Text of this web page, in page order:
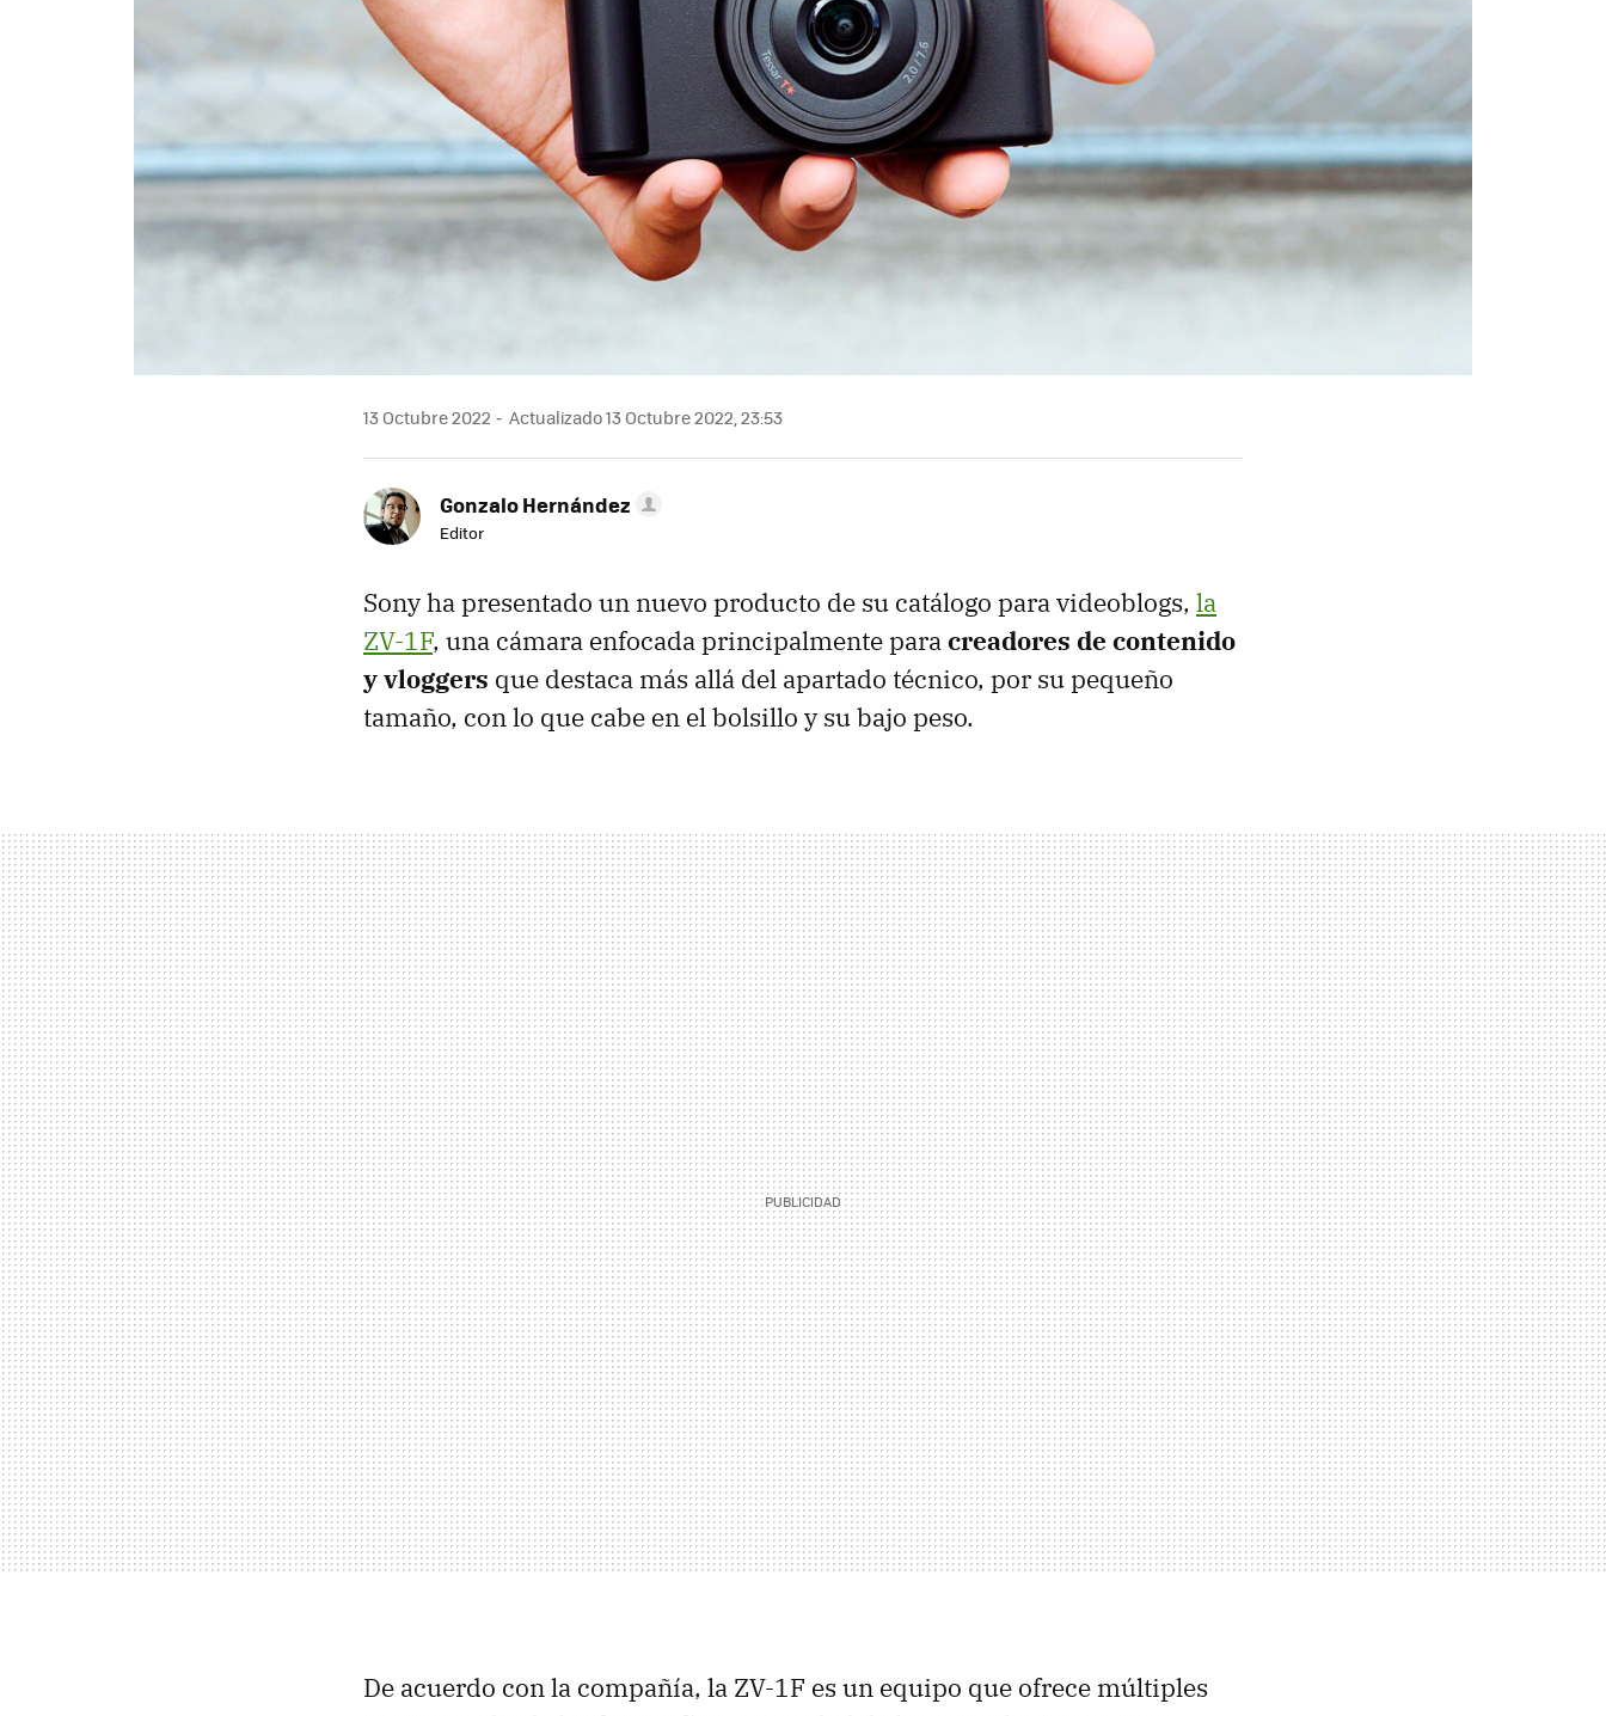
13 Octubre 2022 Actualizado 13 Octubre 2022, 23:53
Gonzalo Hernández
Editor
Sony ha presentado un nuevo producto de su catálogo para videoblogs, la
ZV-1F, una cámara enfocada principalmente paracreadores de contenido
y vloggers que destaca más allá del apartado técnico, por su pequeño
tamaño, con lo que cabe en el bolsillo y su bajo peso.
De acuerdo con la compañía, la ZV-1F es un equipo que ofrece múltiples